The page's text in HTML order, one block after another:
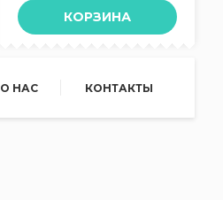
КОРЗИНА
О НАС КОНТАКТЫ